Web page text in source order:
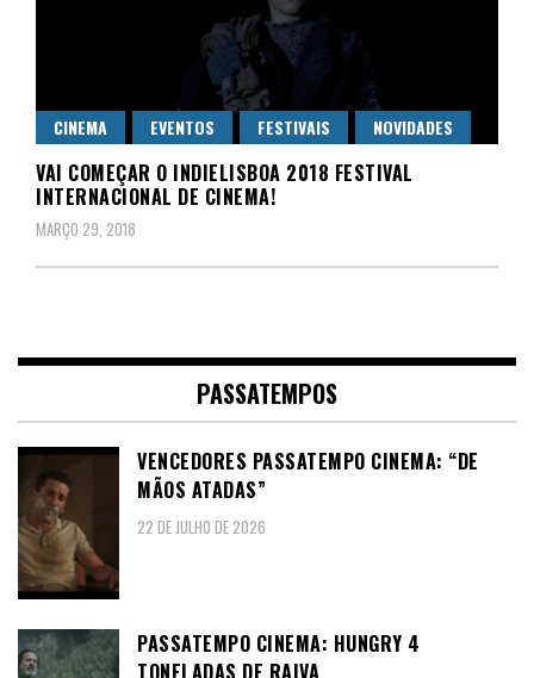
CINEMA EVENTOS FESTIVAIS NOVIDADES
VAI COMEÇAR O INDIELISBOA 2018 FESTIVAL
INTERNACIONAL DE CINEMA!
MARÇO 29, 2018
PASSATEMPOS
VENCEDORES PASSATEMPO CINEMA: “DE
MÃOS ATADAS”
22 DE JULHO DE 2026
PASSATEMPO CINEMA: HUNGRY 4
TONELADAS DE RAIVA